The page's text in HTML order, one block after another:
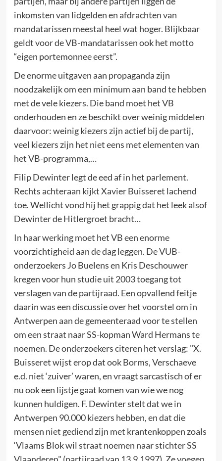
inkomsten van lidgelden en afdrachten van
mandatarissen meestal heel wat hoger. Blijkbaar
geldt voor de VB-mandatarissen ook het motto
“eigen portemonnee eerst”.
De enorme uitgaven aan propaganda zijn
noodzakelijk om een minimum aan band te hebben
met de vele kiezers. Die band moet het VB
onderhouden en ze beschikt over weinig middelen
daarvoor: weinig kiezers zijn actief bij de partij,
veel kiezers zijn het niet eens met elementen van
het VB-programma,…
Filip Dewinter legt de eed af in het parlement.
Rechts achteraan kijkt Xavier Buisseret lachend
toe. Wellicht vond hij het grappig dat het leek alsof
Dewinter de Hitlergroet bracht…
In haar werking moet het VB een enorme
voorzichtigheid aan de dag leggen. De VUB-
onderzoekers Jo Buelens en Kris Deschouwer
kregen voor hun studie uit 2003 toegang tot
verslagen van de partijraad. Een opvallend feitje
daarin was een discussie over het voorstel om in
Antwerpen aan de gemeenteraad voor te stellen
om een straat naar SS-kopman Ward Hermans te
noemen. De onderzoekers citeren het verslag: "X.
Buisseret wijst erop dat ook Borms, Verschaeve
e.d. niet ‘zuiver’ waren, en vraagt sarcastisch of er
nu ook een lijstje gaat komen van wie we nog
kunnen huldigen. F. Dewinter stelt dat we in
Antwerpen 90.000 kiezers hebben, en dat die
mensen niet gediend zijn met krantenkoppen zoals
‘Vlaams Blok wil straat noemen naar stichter SS